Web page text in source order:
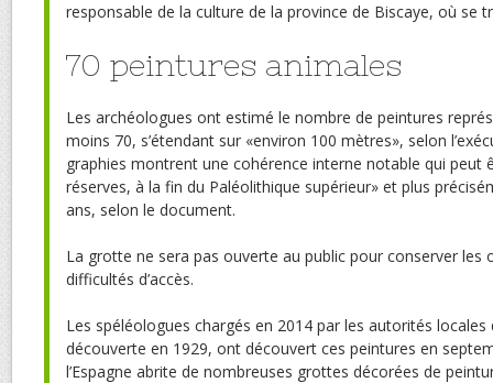
responsable de la culture de la province de Biscaye, où se
70 peintures animales
Les archéologues ont estimé le nombre de peintures
moins 70, s’étendant sur «environ 100 mètres», selon
graphies montrent une cohérence interne notable qui peut
réserves, à la fin du Paléolithique supérieur» et plus
ans, selon le document.
La grotte ne sera pas ouverte au public pour conserver les
difficultés d’accès.
Les spéléologues chargés en 2014 par les autorités locales
découverte en 1929, ont découvert ces peintures en
l’Espagne abrite de nombreuses grottes décorées de